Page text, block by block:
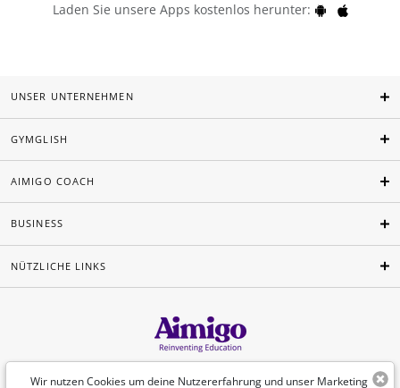
Laden Sie unsere Apps kostenlos herunter:
Wir nutzen Cookies um deine Nutzererfahrung und unser Marketing
UNSER UNTERNEHMEN
GYMGLISH
AIMIGO COACH
BUSINESS
NÜTZLICHE LINKS
Deutsch